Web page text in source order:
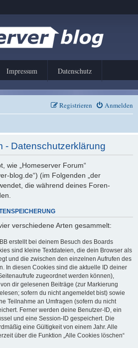
Impressum Datenschutz
Anmelden
Registrieren
- Datenschutzerklärung
wie „Homeserver Forum“
blog.de“) (im Folgenden „der
die während deines Foren-
verschiedene Arten gesammelt:
erstellt bei deinem Besuch des Boards
sind kleine Textdateien, die dein Browser als
und die zwischen den einzelnen Aufrufen des
In diesen Cookies sind die aktuelle ID deiner
zugeordnet werden können),
dir gelesenen Beiträge (zur Markierung
sofern du nicht angemeldet bist) sowie
Teilnahme an Umfragen (sofern du nicht
Ferner werden deine Benutzer-ID, ein
und eine Session-ID gespeichert. Die
eine Gültigkeit von einem Jahr. Alle
über die Funktion „Alle Cookies löschen“